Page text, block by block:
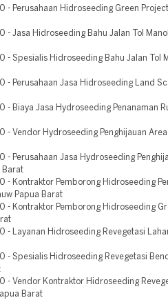
- Perusahaan Hidroseeding Green
- Jasa Hidroseeding Bahu Jalan Tol
- Spesialis Hidroseeding Bahu Jalan Tol
- Perusahaan Jasa Hidroseeding Land
- Biaya Jasa Hydroseeding Penanaman
- Vendor Hydroseeding Penghijauan
- Perusahaan Jasa Hydroseeding
Barat
- Kontraktor Pemborong Hidroseeding
Papua Barat
- Kontraktor Pemborong Hidroseeding
- Layanan Hidroseeding Revegetasi
- Spesialis Hidroseeding Revegetasi
- Vendor Kontraktor Hidroseeding
Barat